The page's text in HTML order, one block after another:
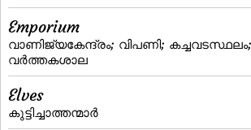
Emporium
വാണിജ്യകേന്ദ്രം; വിപണി;
വര്‍ത്തകശാല
Elves
കുട്ടിച്ചാത്തന്മാർ